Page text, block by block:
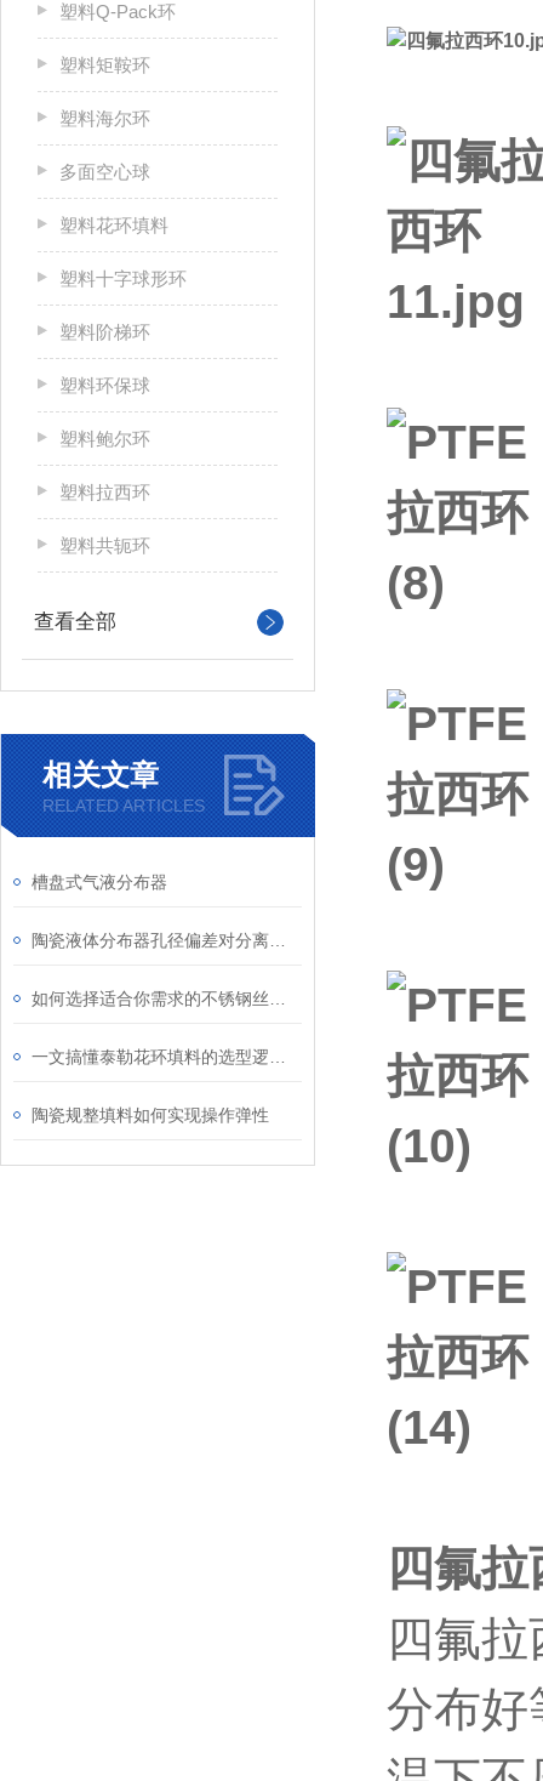
塑料Q-Pack环
塑料矩鞍环
塑料海尔环
多面空心球
塑料花环填料
塑料十字球形环
塑料阶梯环
塑料环保球
塑料鲍尔环
塑料拉西环
塑料共轭环
查看全部
相关文章
RELATED ARTICLES
槽盘式气液分布器
陶瓷规整填料如何实现操作弹性
四氟
四氟
分布